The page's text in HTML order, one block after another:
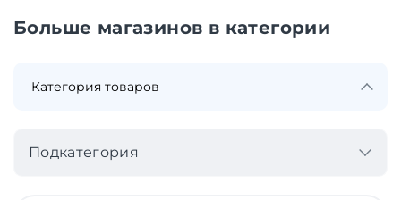
Больше магазинов в категории
Подкатегория